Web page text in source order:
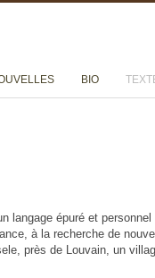
BIO
langage épuré et
à la recherche de
près de Louvain, un